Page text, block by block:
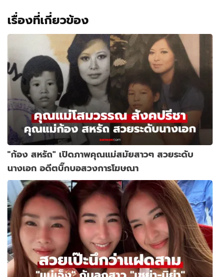
เรื่องที่เกี่ยวข้อง
"ก้อง สหรัถ" เปิดภาพคุณแม่สมัยสาวๆ สวยระดับ
นางเอก อดีตบิ๊กบอสวงการโฆษณา